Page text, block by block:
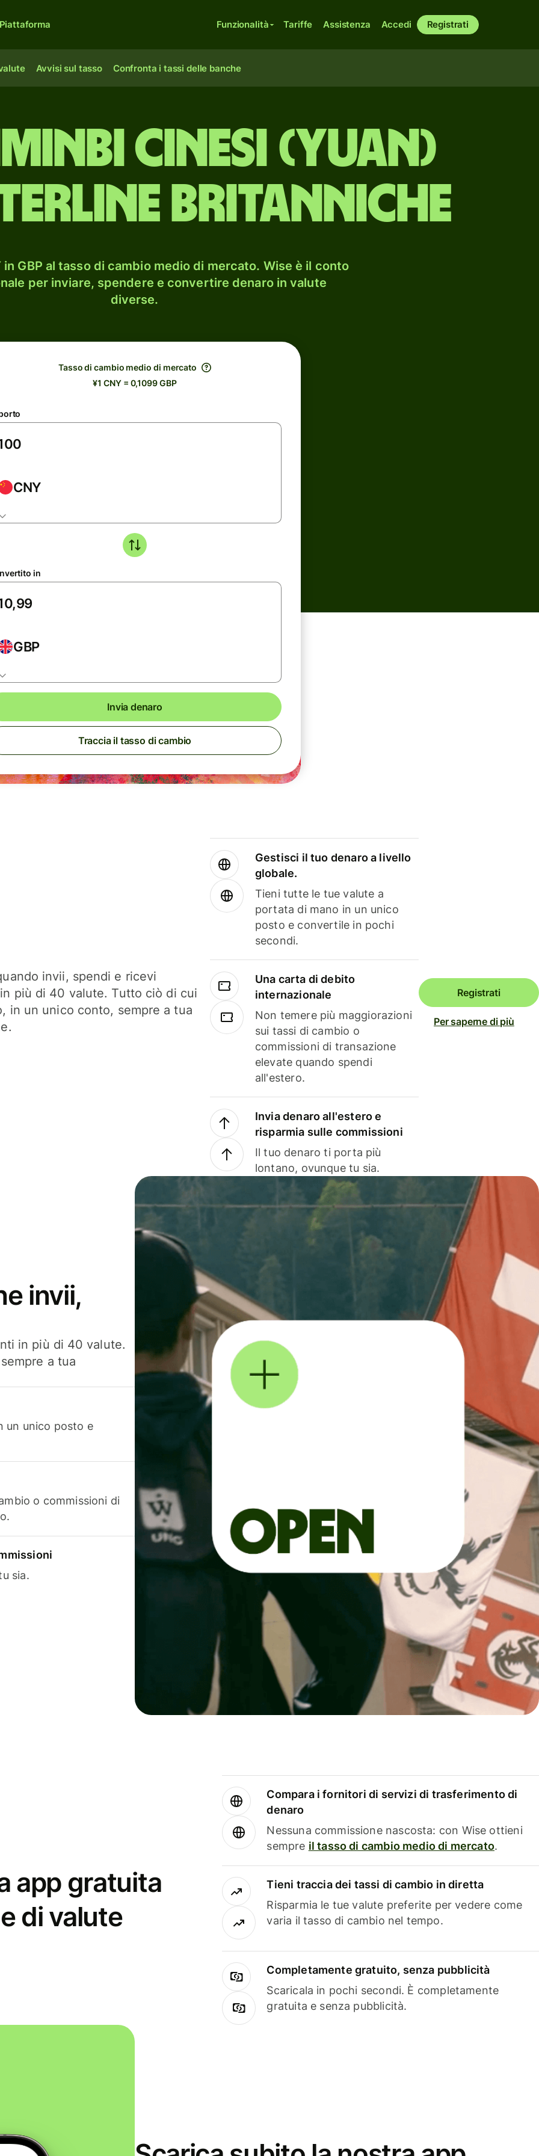
Funzionalità Tariffe Assistenza Accedi Registrati
Avvisi sul tasso Confronta i tassi delle banche
cinesi (yuan)
britanniche
GBP al tasso di cambio medio di mercato. Wise è il conto
per inviare, spendere e convertire denaro in valute
diverse.
Tasso di cambio medio di mercato
¥1 CNY = 0,1099 GBP
CNY
in
GBP
Invia denaro
Traccia il tasso di cambio
invii, spendi e ricevi
più di 40 valute. Tutto ciò di cui
in un unico conto, sempre a tua
Gestisci il tuo denaro a livello
globale.
Tieni tutte le tue valute a
portata di mano in un unico
posto e convertile in pochi
secondi.
Una carta di debito
internazionale
Non temere più maggiorazioni
sui tassi di cambio o
commissioni di transazione
elevate quando spendi
all'estero.
Invia denaro all'estero e
risparmia sulle commissioni
Il tuo denaro ti porta più
lontano, ovunque tu sia.
Registrati
Per saperne di più
invii,
in più di 40 valute.
a tua
un unico posto e
o commissioni di
sia.
app gratuita
di valute
Compara i fornitori di servizi di trasferimento di
denaro
Nessuna commissione nascosta: con Wise ottieni
sempre il tasso di cambio medio di mercato.
Tieni traccia dei tassi di cambio in diretta
Risparmia le tue valute preferite per vedere come
varia il tasso di cambio nel tempo.
Completamente gratuito, senza pubblicità
Scaricala in pochi secondi. È completamente
gratuita e senza pubblicità.